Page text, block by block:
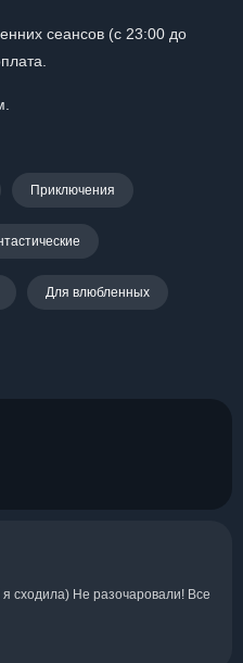
сеансов (с 23:00 до
Приключения
Для влюбленных
сходила) Не разочаровали! Все